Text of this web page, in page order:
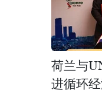
荷兰与
进循环